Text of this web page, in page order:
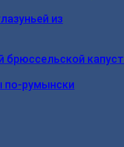
из
брюссельской
румынски